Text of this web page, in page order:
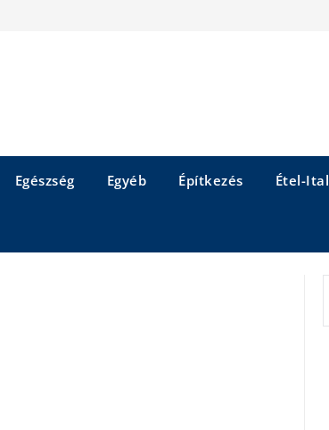
Egészség Egyéb Építkezés Étel-Ital